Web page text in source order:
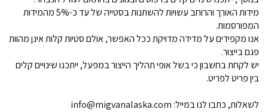
מידות האורך והרוחב עשויות להשתנות בסטייה של עד כ-5% מהמידות
המפורסמות.
אנו מקפידים על מדידה מדויקת ככל האפשר, אולם סטיות קלות אינן מהוות
פגם בייצור.
יש לקחת בחשבון כי בשל אופי תהליך הייצור במפעל, ייתכנו שינויים קלים
בין פריט לפריט.
לשאלות, כתבו לנו במייל: info@migvanalaska.com